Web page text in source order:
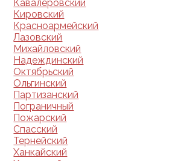
Кавалеровский
Кировский
Красноармейский
Лазовский
Михайловский
Надеждинский
Октябрьский
Ольгинский
Партизанский
Пограничный
Пожарский
Спасский
Тернейский
Ханкайский